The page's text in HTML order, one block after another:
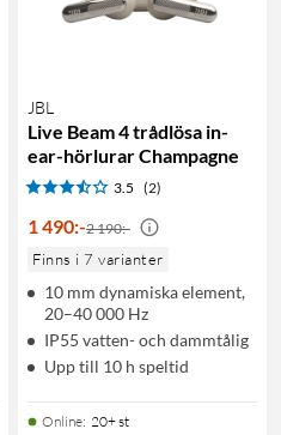
JBL
Live Beam 4 trådlösa in-
ear-hörlurar Champagne
3.5 (2)
1 490:-2 190:-
Finns i 7 varianter
10 mm dynamiska element,
20–40 000 Hz
IP55 vatten- och dammtålig
Upp till 10 h speltid
Online: 20+ st